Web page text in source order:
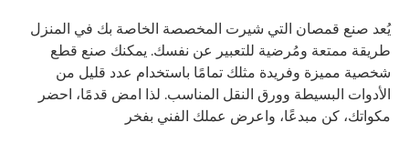
يُعد صنع قمصان التي شيرت المخصصة الخاصة بك في المنزل
طريقة ممتعة ومُرضية للتعبير عن نفسك. يمكنك صنع قطع
شخصية مميزة وفريدة مثلك تمامًا باستخدام عدد قليل من
الأدوات البسيطة وورق النقل المناسب. لذا امض قدمًا، احضر
مكواتك، كن مبدعًا، واعرض عملك الفني بفخر